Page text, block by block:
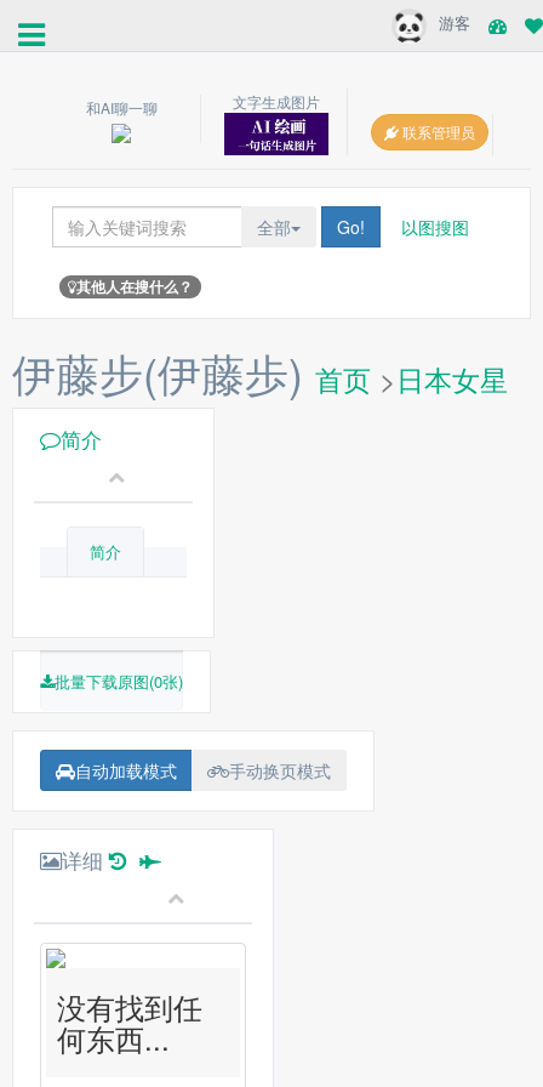
游客
和AI聊一聊
文字生成图片
联系管理员
全部 Go! 以图搜图
其他人在搜什么？
伊藤步(伊藤歩) 首页 >日本女星
简介
简介
批量下载原图(0张)
自动加载模式 手动换页模式
详细
没有找到任
何东西...